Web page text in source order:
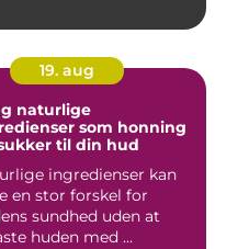
19. aug
naturlige
som honning
til din hud
ingredienser kan
en stor forskel for
sundhed uden at
huden med ...